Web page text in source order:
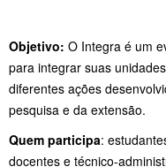
Objetivo: O Integra é um
para integrar suas
diferentes ações
pesquisa e da extensão.
Quem participa:
docentes e técnico-